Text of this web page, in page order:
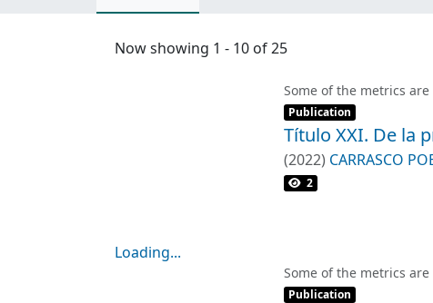
Now showing 1 - 10 of 25
Loading...
Some of the metrics
Item type:
Publication ,
Título XXI. De la
(2022) CARRASCO
2
Some of the metrics
Item type:
Publication ,